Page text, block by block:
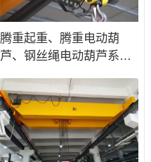
腾重起重、腾重电动葫
芦、钢丝绳电动葫芦系列